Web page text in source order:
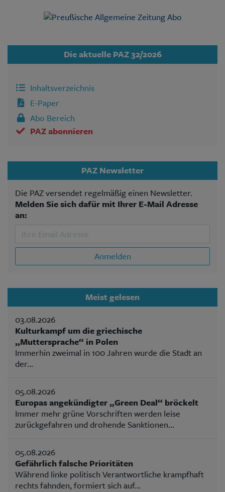
Die aktuelle PAZ 32/2026
Inhaltsverzeichnis
E-Paper
Abo Bereich
PAZ abonnieren
PAZ Newsletter
Die PAZ versendet regelmäßig einen Newsletter.
Melden Sie sich dafür mit Ihrer E-Mail Adresse
an:
Anmelden
Meist gelesen
03.08.2026
Kulturkampf um die griechische
„Muttersprache“ in Polen
Immerhin zweimal in 100 Jahren wurde die Stadt an
der...
05.08.2026
Europas angekündigter „Green Deal“ bröckelt
Immer mehr grüne Vorschriften werden leise
zurückgefahren und drohende Sanktionen...
05.08.2026
Gefährlich falsche Prioritäten
Während linke politisch Verantwortliche krampfhaft
rechts fahnden, formiert sich auf...